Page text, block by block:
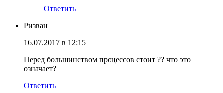
Ответить
Ризван
16.07.2017 в 12:15
Перед большинством процессов стоит ?? что это
означает?
Ответить